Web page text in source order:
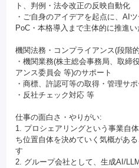
ト、判例・法令改正の反映自動化
・ご自身のアイデアを起点に、AI
PoC・本格導入まで主体的に推進
機関法務・コンプライアンス(段階
・機関業務(株主総会事務局、取締
アンス委員会 等)のサポート
・商標、許認可等の取得・管理サポ
・反社チェック対応 等
仕事の面白さ・やりがい:
1. プロシェアリングという事業自
ち位置自体を決めていく気概があ
す
2. グループ会社として、生成AI/